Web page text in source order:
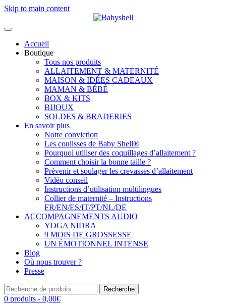
Skip to main content
Accueil
Boutique
Tous nos produits
ALLAITEMENT & MATERNITÉ
MAISON & IDÉES CADEAUX
MAMAN & BÉBÉ
BOX & KITS
BIJOUX
SOLDES & BRADERIES
En savoir plus
Notre conviction
Les coulisses de Baby Shell®
Pourquoi utiliser des coquillages d’allaitement ?
Comment choisir la bonne taille ?
Prévenir et soulager les crevasses d’allaitement
Vidéo conseil
Instructions d’utilisation multilingues
Collier de maternité – Instructions
FR/EN/ES/IT/PT/NL/DE
ACCOMPAGNEMENTS AUDIO
YOGA NIDRA
9 MOIS DE GROSSESSE
UN ÉMOTIONNEL INTENSE
Blog
Où nous trouver ?
Presse
Recherche
pour :
Recherche
0 produits - 0,00€